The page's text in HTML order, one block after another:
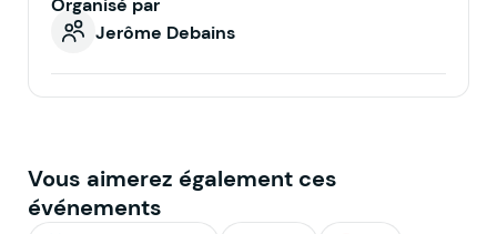
Organisé par
Jerôme Debains
Vous aimerez également ces
événements